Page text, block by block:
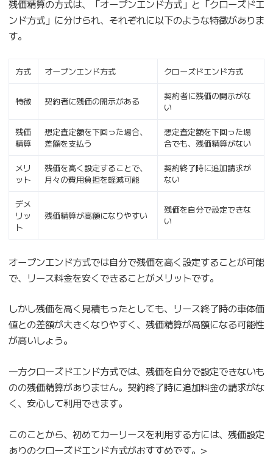
残価精算の方式は、「オープンエンド方式」と「クローズドエ
ンド方式」に分けられ、それぞれに以下のような特徴がありま
す。
方式 オープンエンド方式 クローズドエンド方式
特徴 契約者に残価の開示がある
契約者に残価の開示がな
い
残価
精算
想定査定額を下回った場合、
差額を支払う
想定査定額を下回った場
合でも、残価精算がない
メリ
ット
残価を高く設定することで、
月々の費用負担を軽減可能
契約終了時に追加請求が
ない
デメ
リッ
ト
残価精算が高額になりやすい
残価を自分で設定できな
い
オープンエンド方式では自分で残価を高く設定することが可能
で、リース料金を安くできることがメリットです。
しかし残価を高く見積もったとしても、リース終了時の車体価
値との差額が大きくなりやすく、残価精算が高額になる可能性
が高いしょう。
一方クローズドエンド方式では、残価を自分で設定できないも
のの残価精算がありません。契約終了時に追加料金の請求がな
く、安心して利用できます。
このことから、初めてカーリースを利用する方には、残価設定
ありのクローズドエンド方式がおすすめです。>